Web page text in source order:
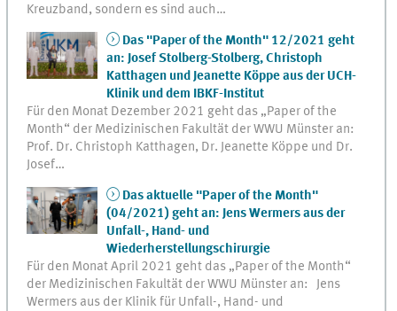
Kreuzband, sondern es sind auch…
Das "Paper of the Month" 12/2021 geht
an: Josef Stolberg-Stolberg, Christoph
Katthagen und Jeanette Köppe aus der UCH-
Klinik und dem IBKF-Institut
Für den Monat Dezember 2021 geht das „Paper of the
Month“ der Medizinischen Fakultät der WWU Münster an:
Prof. Dr. Christoph Katthagen, Dr. Jeanette Köppe und Dr.
Josef…
Das aktuelle "Paper of the Month"
(04/2021) geht an: Jens Wermers aus der
Unfall-, Hand- und
Wiederherstellungschirurgie
Für den Monat April 2021 geht das „Paper of the Month“
der Medizinischen Fakultät der WWU Münster an: Jens
Wermers aus der Klinik für Unfall-, Hand- und